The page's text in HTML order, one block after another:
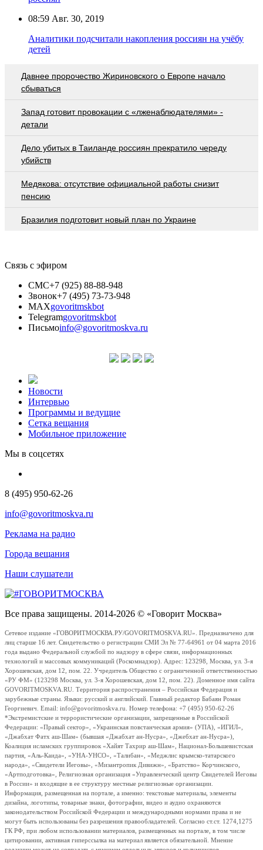
08:59 Авг. 30, 2019
Аналитики подсчитали накопления россиян на учёбу
детей
Давнее пророчество Жириновского о Европе начало
сбываться
Запад готовит провокации с «лженаблюдателями» -
детали
Дело убитых в Таиланде россиян прекратило череду
убийств
Медякова: отсутствие официальной работы снизит
пенсию
Бразилия подготовит новый план по Украине
Связь с эфиром
СМС+7 (925) 88-88-948
Звонок+7 (495) 73-73-948
MAXgovoritmskbot
Telegramgovoritmskbot
Письмоinfo@govoritmoskva.ru
Новости
Интервью
Программы и ведущие
Сетка вещания
Мобильное приложение
Мы в соцсетях
8 (495) 950-62-26
info@govoritmoskva.ru
Реклама на радио
Города вещания
Наши слушатели
Все права защищены. 2014-2026 © «Говорит Москва»
Сетевое издание «ГОВОРИТМОСКВА.РУ/GOVORITMOSKVA.RU». Предназначено для
лиц старше 16 лет. Свидетельство о регистрации СМИ Эл № 77-64961 от 04 марта 2016
года выдано Федеральной службой по надзору в сфере связи, информационных
технологий и массовых коммуникаций (Роскомнадзор). Адрес: 123298, Москва, ул. 3-я
Хорошевская, дом 12, пом. 22. Учредитель Общество с ограниченной ответственностью
«РУ ФМ» (123298 Москва, ул. 3-я Хорошевская, дом 12, пом. 22). Доменное имя сайта
GOVORITMOSKVA.RU. Территория распространения – Российская Федерация и
зарубежные страны. Языки: русский и английский. Главный редактор Бабаян Роман
Георгиевич. Email: info@govoritmoskva.ru. Номер телефона: +7 (495) 950-62-26
*Экстремистские и террористические организации, запрещенные в Российской
Федерации: «Правый сектор», «Украинская повстанческая армия» (УПА), «ИГИЛ»,
«Джабхат Фатх аш-Шам» (бывшая «Джабхат ан-Нусра», «Джебхат ан-Нусра»),
Коалиция исламских группировок «Хайят Тахрир аш-Шам», Национал-Большевистская
партия, «Аль-Каида», «УНА-УНСО», «Талибан», «Меджлис крымско-татарского
народа», «Свидетели Иеговы», «Мизантропик Дивижн», «Братство» Корчинского,
«Артподготовка», Религиозная организация «Управленческий центр Свидетелей Иеговы
в России» и входящие в ее структуру местные религиозные организации.
Информация, размещенная на портале, а именно: текстовые материалы, элементы
дизайна, логотипы, товарные знаки, фотографии, видео и аудио охраняются
законодательством Российской Федерации и международными нормами права и не
могут быть использованы без разрешения правообладателей. Согласно ст.ст. 1274,1275
ГК РФ, при любом использовании материалов, размещенных на портале, в том числе
цитировании, активная гиперссылка на материал является обязательной. Мнение